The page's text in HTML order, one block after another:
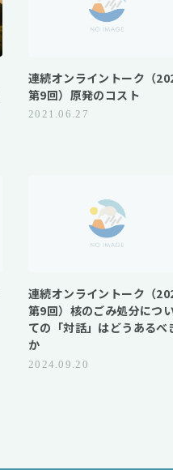
連続オンライントーク（
第9回）原発のコスト
2021.06.27
連続オンライントーク（
第9回）核のごみ処分につ
ての「対話」はどうあるべ
か
2024.09.20